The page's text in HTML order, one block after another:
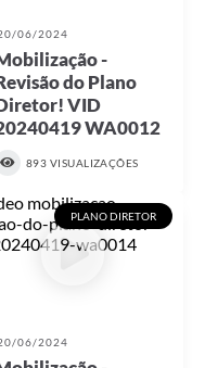
06/2024
-
do Plano
VID
WA0012
893 VISUALIZAÇÕES
PLANO DIRETOR
06/2024